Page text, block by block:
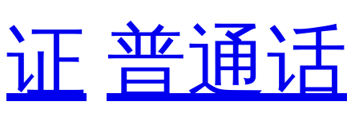
证 普通话